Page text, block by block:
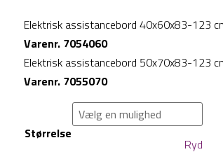
Elektrisk assistancebord 40x60x83-123
Varenr. 7054060
Elektrisk assistancebord 50x70x83-123
Varenr. 7055070
Størrelse
Ryd